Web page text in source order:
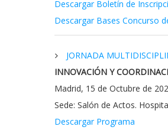
Descargar Boletín de
Descargar Bases Concurso
JORNADA
INNOVACIÓN Y
Madrid, 15 de Octubre de
Sede: Salón de Actos.
Descargar Programa